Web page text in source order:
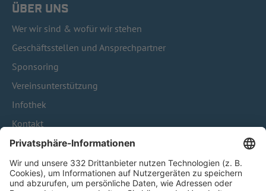
ÜBER UNS
Wer wir sind & wofür wir stehen
Geschäftsstellen und Ansprechpartner
Sponsoring
Vereinsunterstützung
Infothek
Kontakt
HÄUFIG BESUCHTE SEITEN
Pässe und Vereinswechsel